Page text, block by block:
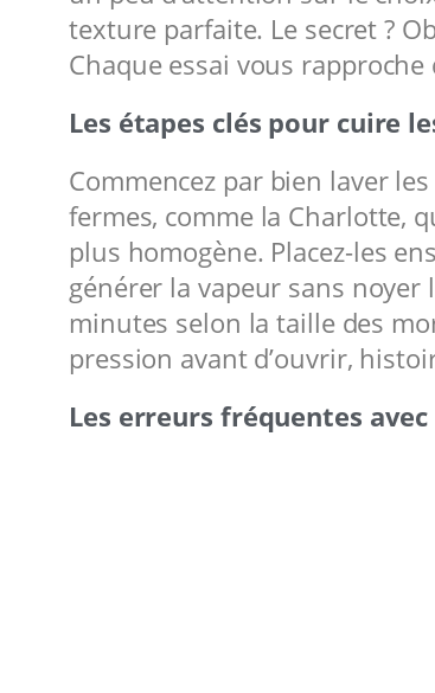
texture parfaite. Le secret ?
Chaque essai vous
Les étapes clés pour cuire
Commencez par bien laver
fermes, comme la Charlotte,
plus homogène. Placez-les
générer la vapeur sans
minutes selon la taille des
pression avant d’ouvrir,
Les erreurs fréquentes